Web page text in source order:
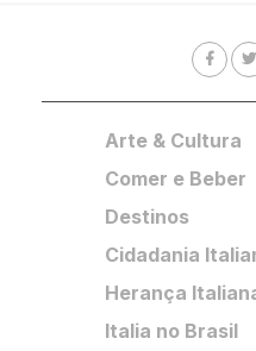
Arte & Cultura
Comer e Beber
Destinos
Cidadania
Herança
Italia no Brasil